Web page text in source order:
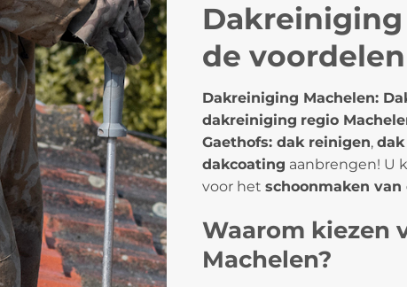
de
Dakreiniging Machelen:
dakreiniging regio
Gaethofs: dak reinigen,
dakcoating aanbrengen! U
voor het schoonmaken van
Waarom kiezen
Machelen?